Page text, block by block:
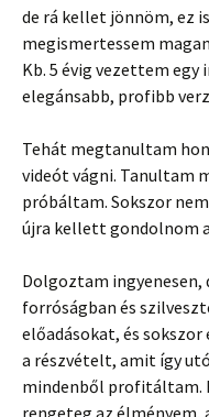
de rá kellet jönnöm, ez
megismertessem
Kb. 5 évig vezettem egy
elegánsabb, profibb
Tehát megtanultam
videót vágni. Tanultam
próbáltam. Sokszor
újra kellett gondolnom
Dolgoztam ingyenesen,
forróságban és
előadásokat, és
a részvételt, amit így
mindenből profitáltam.